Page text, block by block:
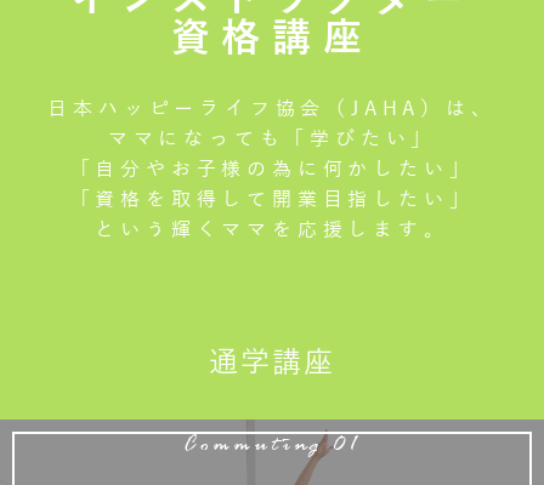
資格講座
日本ハッピーライフ協会（JAHA）は、
ママになっても「学びたい」
「自分やお子様の為に何かしたい」
「資格を取得して開業目指したい」
という輝くママを応援します。
通学講座
Commuting 01